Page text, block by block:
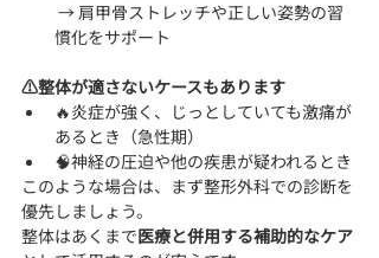
慣化をサポート
⚠️整体が適さないケースもあります
🔥炎症が強く、じっとしていても激痛が
あるとき（急性期）
🧠神経の圧迫や他の疾患が疑われるとき
このような場合は、まず整形外科での診断を
優先しましょう。
整体はあくまで医療と併用する補助的なケア